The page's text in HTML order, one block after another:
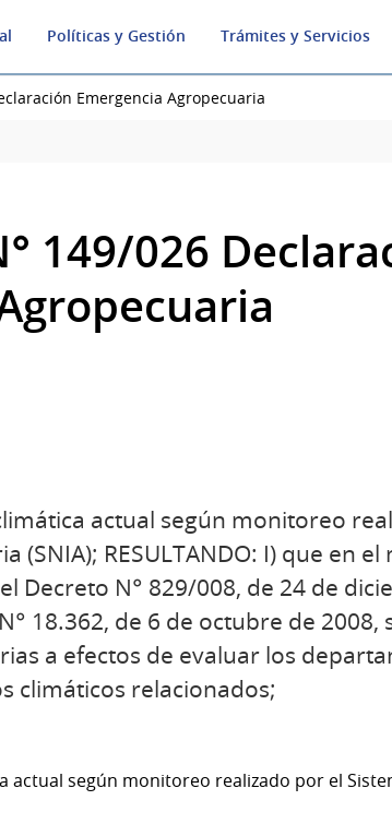
Políticas y Gestión Trámites y Servicios
Emergencia Agropecuaria
149/026
actual según monitoreo
(SNIA); RESULTANDO: I) que en
Decreto N° 829/008, de 24 de
18.362, de 6 de octubre de 2008,
a efectos de evaluar los
climáticos relacionados;
actual según monitoreo realizado por el